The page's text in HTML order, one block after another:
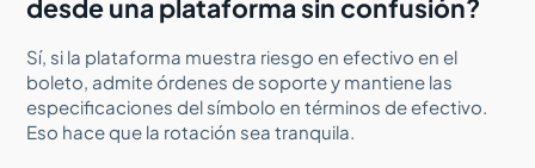
desde una plataforma sin confusión?
Sí, si la plataforma muestra riesgo en efectivo en el
boleto, admite órdenes de soporte y mantiene las
especificaciones del símbolo en términos de efectivo.
Eso hace que la rotación sea tranquila.